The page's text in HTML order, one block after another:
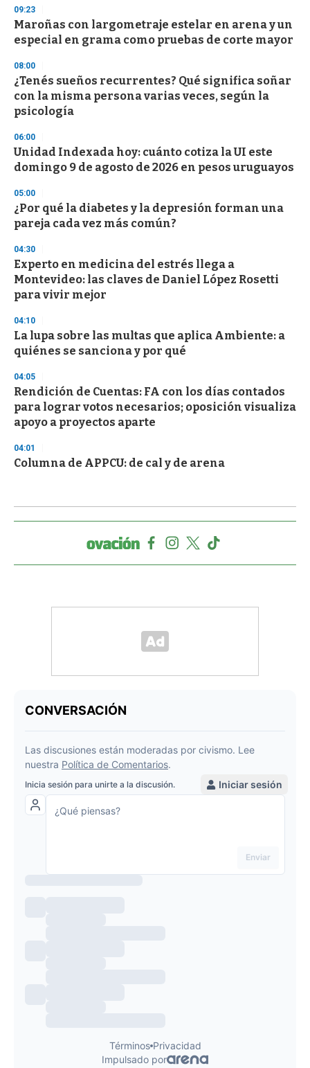
d
s
o
f
3
s
e
c
o
d
s
09:23
Maroñas con largometraje estelar en arena y un
especial en grama como pruebas de corte mayor
08:00
¿Tenés sueños recurrentes? Qué significa soñar
con la misma persona varias veces, según la
psicología
06:00
Unidad Indexada hoy: cuánto cotiza la UI este
domingo 9 de agosto de 2026 en pesos uruguayos
05:00
¿Por qué la diabetes y la depresión forman una
pareja cada vez más común?
04:30
Experto en medicina del estrés llega a
Montevideo: las claves de Daniel López Rosetti
para vivir mejor
04:10
La lupa sobre las multas que aplica Ambiente: a
quiénes se sanciona y por qué
04:05
Rendición de Cuentas: FA con los días contados
para lograr votos necesarios; oposición visualiza
apoyo a proyectos aparte
04:01
Columna de APPCU: de cal y de arena